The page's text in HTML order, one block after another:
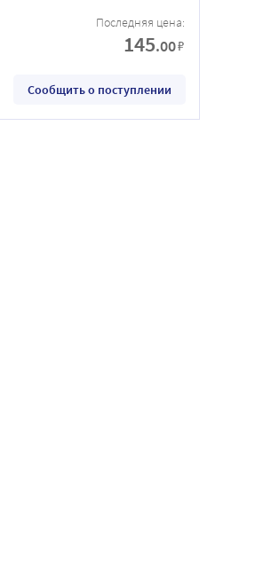
Последняя цена:
145.00₽
Сообщить о поступлении